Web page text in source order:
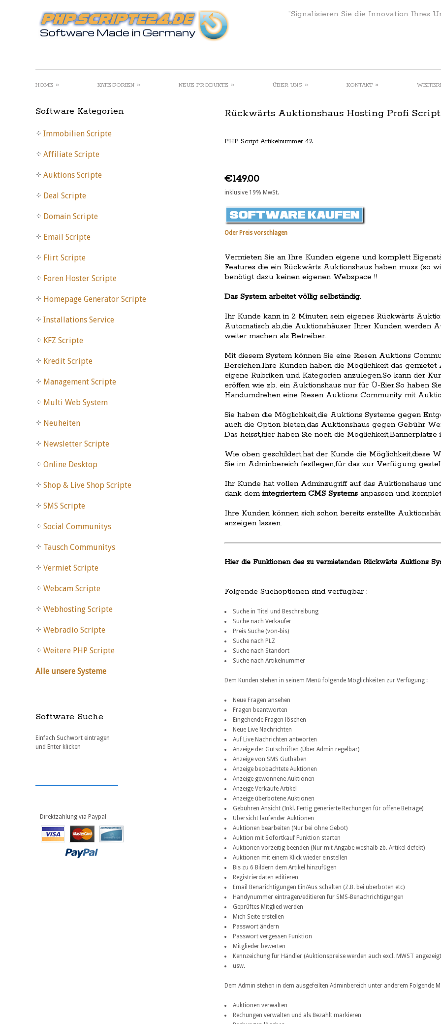
“Signalisieren Sie die Innovation Ihres
HOME » KATEGORIEN » NEUE PRODUKTE » ÜBER UNS » KONTAKT »
Rückwärts Auktionshaus Hosting Profi
PHP Script Artikelnummer 42
€149.00
inklusive 19% MwSt.
Oder Preis vorschlagen
Vermieten Sie an Ihre Kunden eigene und komplett
Features die ein Rückwärts Auktionshaus haben muss (so
benötigt dazu keinen eigenen Webspace !!
Das System arbeitet völlig selbständig.
Ihr Kunde kann in 2 Minuten sein eigenes Rückwärts
Automatisch ab,die Auktionshäuser Ihrer Kunden werden
weiter machen als Betreiber.
Mit diesem System können Sie eine Riesen Auktions
Bereichen.Ihre Kunden haben die Möglichkeit das
eigene Rubriken und Kategorien anzulegen.So kann der
eröffen wie zb. ein Auktionshaus nur für Ü-Eier.So haben
Handumdrehen eine Riesen Auktions Community mit
Sie haben die Möglichkeit,die Auktions Systeme gegen
auch die Option bieten,das Auktionshaus gegen Gebühr
Das heisst,hier haben Sie noch die
Wie oben geschildert,hat der Kunde die Möglichkeit,diese
Sie im Adminbereich festlegen,für das zur Verfügung
Ihr Kunde hat vollen Adminzugriff auf das Auktionshaus
dank demintegriertem CMS Systems anpassen und
Ihre Kunden können sich schon bereits erstellte
anzeigen lassen.
Hier die Funktionen des zu vermietenden Rückwärts Auktions
Folgende Suchoptionen sind verfügbar :
Suche in Titel und Beschreibung
Suche nach Verkäufer
Preis Suche (von-bis)
Suche nach PLZ
Suche nach Standort
Suche nach Artikelnummer
Dem Kunden stehen in seinem Menü folgende Möglichkeiten zur Verfügung :
Neue Fragen ansehen
Fragen beantworten
Eingehende Fragen löschen
Neue Live Nachrichten
Auf Live Nachrichten antworten
Anzeige der Gutschriften (Über Admin regelbar)
Anzeige von SMS Guthaben
Anzeige beobachtete Auktionen
Anzeige gewonnene Auktionen
Anzeige Verkaufe Artikel
Anzeige überbotene Auktionen
Gebühren Ansicht (Inkl. Fertig generierte Rechungen für offene Beträge)
Übersicht laufender Auktionen
Auktionen bearbeiten (Nur bei ohne Gebot)
Auktion mit Sofortkauf Funktion starten
Auktionen vorzeitig beenden (Nur mit Angabe weshalb zb. Artikel defekt)
Auktionen mit einem Klick wieder einstellen
Bis zu 6 Bildern dem Artikel hinzufügen
Registrierdaten editieren
Email Benarichtigungen Ein/Aus schalten (Z.B. bei überboten etc)
Handynummer eintragen/editieren für SMS-Benachrichtigungen
Geprüftes Mitglied werden
Mich Seite erstellen
Passwort ändern
Passwort vergessen Funktion
Mitglieder bewerten
Kennzeichung für Händler (Auktionspreise werden auch excl. MWST
usw.
Dem Admin stehen in dem ausgefeilten Adminbereich unter anderem Folgende
Auktionen verwalten
Rechungen verwalten und als Bezahlt markieren
Software Kategorien
Immobilien Scripte
Affiliate Scripte
Auktions Scripte
Deal Scripte
Domain Scripte
Email Scripte
Flirt Scripte
Foren Hoster Scripte
Homepage Generator Scripte
Installations Service
KFZ Scripte
Kredit Scripte
Management Scripte
Multi Web System
Neuheiten
Newsletter Scripte
Online Desktop
Shop & Live Shop Scripte
SMS Scripte
Social Communitys
Tausch Communitys
Vermiet Scripte
Webcam Scripte
Webhosting Scripte
Webradio Scripte
Weitere PHP Scripte
Alle unsere Systeme
Software Suche
Einfach Suchwort eintragen
und Enter klicken
Direktzahlung via Paypal